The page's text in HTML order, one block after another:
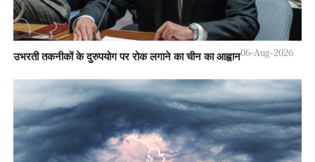
उभरती तकनीकों के दुरुपयोग पर रोक लगाने का चीन का आह्वान06-Aug-2026